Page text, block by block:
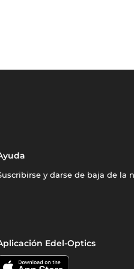
y darse de baja de la
Edel-Optics